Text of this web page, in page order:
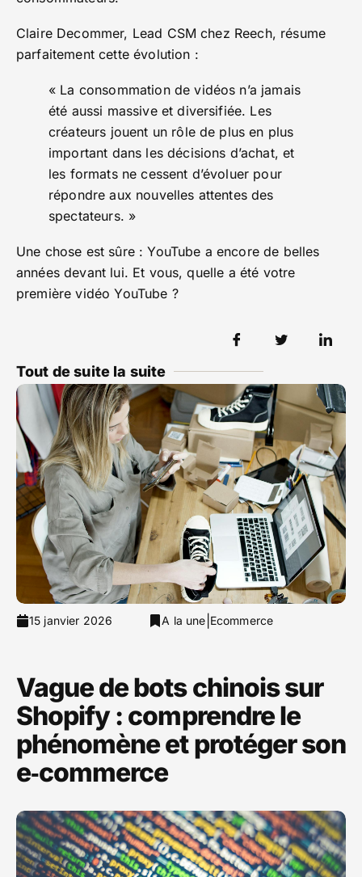
Claire Decommer, Lead CSM chez Reech, résume
parfaitement cette évolution :
« La consommation de vidéos n’a jamais
été aussi massive et diversifiée. Les
créateurs jouent un rôle de plus en plus
important dans les décisions d’achat, et
les formats ne cessent d’évoluer pour
répondre aux nouvelles attentes des
spectateurs. »
Une chose est sûre : YouTube a encore de belles
années devant lui. Et vous, quelle a été votre
première vidéo YouTube ?
Tout de suite la suite
15 janvier 2026 A la une Ecommerce
Vague de bots chinois sur
Shopify : comprendre le
phénomène et protéger son
e‑commerce